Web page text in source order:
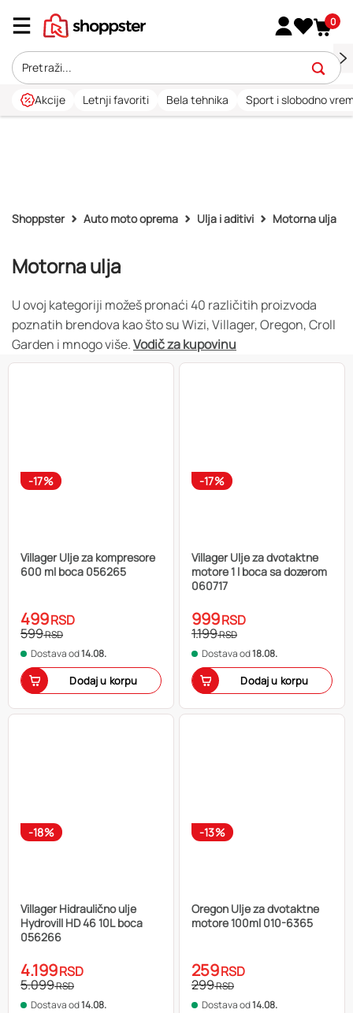
0
Akcije Letnji favoriti Bela tehnika Sport i slobodno
Shoppster Auto moto oprema Ulja i aditivi Motorna ulja
Motorna ulja
U ovoj kategoriji možeš pronaći 40 različitih proizvoda
poznatih brendova kao što su Wizi, Villager, Oregon, Croll
Garden i mnogo više.Vodič za kupovinu
-17%
Villager Ulje za kompresore
600 ml boca 056265
499RSD
599RSD
Dostava od14.08.
Dodaj u korpu
-17%
Villager Ulje za dvotaktne
motore 1 l boca sa dozerom
060717
999RSD
1.199RSD
Dostava od18.08.
Dodaj u korpu
-18%
Villager Hidraulično ulje
Hydrovill HD 46 10L boca
056266
4.199RSD
5.099RSD
Dostava od14.08.
-13%
Oregon Ulje za dvotaktne
motore 100ml 010-6365
259RSD
299RSD
Dostava od14.08.